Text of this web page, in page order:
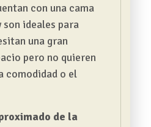
con una cama
son ideales para
una gran
pero no quieren
comodidad o el
de la